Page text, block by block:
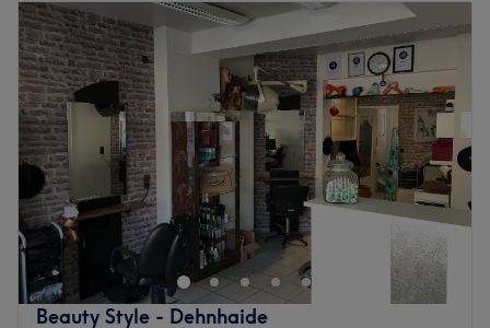
Dienstag
10:00
19:00
Mittwoch
10:00– 19:00
Donnerstag
10:00 –19:00
Freitag
10:00–19:00
Samstag
10:00
18:00
Sonntag
Geschlossen
Momo´s Room ist ein ruhiger, moderner Friseursalon mit
Fokus auf individuelle Beratung, präzises Haarhandwerk
und entspannte Wohlfühlmomente – dein persönlicher
Rückzugsort für hochwertige Haarschnitte und natürliche
Looks.
Beauty Style - Dehnhaide